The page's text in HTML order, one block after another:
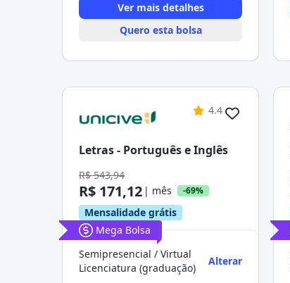
Ver mais detalhes
Quero esta bolsa
4.4
Letras - Português e Inglês
R$ 543,94
R$ 171,12 | mês -69%
Mensalidade grátis
Mega Bolsa
Semipresencial / Virtual
Licenciatura (graduação)
Alterar